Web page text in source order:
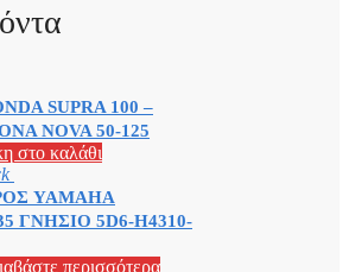
SUPRA 100 –
NOVA 50-125
στο καλάθι
YAMAHA
ΓΝΗΣΙΟ 5D6-H4310-
περισσότερα